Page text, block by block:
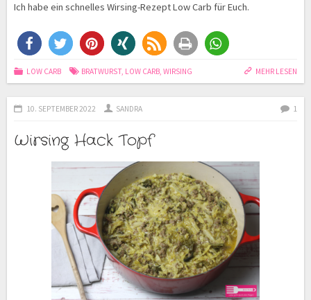
Ich habe ein schnelles Wirsing-Rezept Low Carb für Euch.
MEHR LESEN
LOW CARB BRATWURST, LOW CARB,WIRSING
10. SEPTEMBER 2022 SANDRA 1
Wirsing Hack Topf